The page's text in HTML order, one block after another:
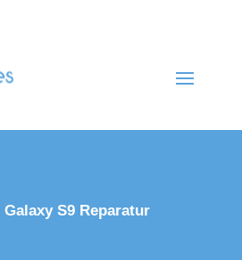
S9 Reparatur